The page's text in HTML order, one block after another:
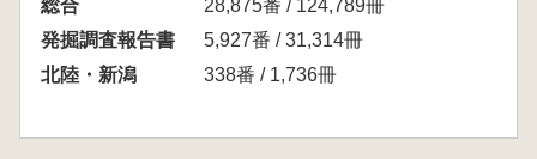
総合
28,875番 / 124,789冊
発掘調査報告書
5,927番 / 31,314冊
北陸・新潟
338番 / 1,736冊